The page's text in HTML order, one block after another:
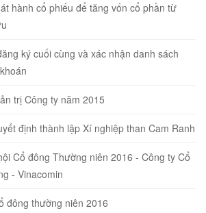
hành cổ phiếu để tăng vốn cổ phần từ
ký cuối cùng và xác nhận danh sách
trị Công ty năm 2015
định thành lập Xí nghiệp than Cam Ranh
Cổ đông Thường niên 2016 - Công ty Cổ
- Vinacomin
đông thường niên 2016